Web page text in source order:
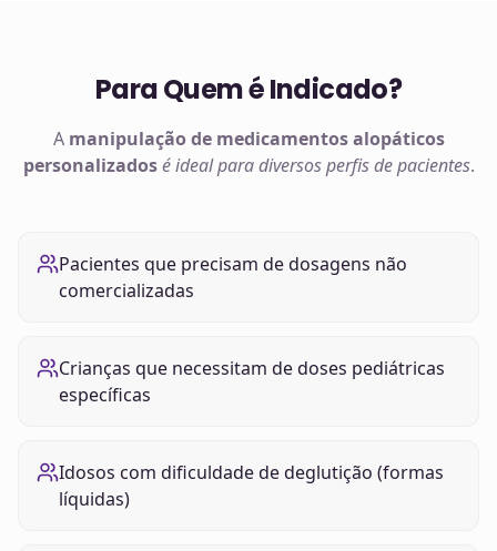
Para Quem é Indicado?
A manipulação de medicamentos alopáticos
personalizados é ideal para diversos perfis de pacientes.
Pacientes que precisam de dosagens não
comercializadas
Crianças que necessitam de doses pediátricas
específicas
Idosos com dificuldade de deglutição (formas
líquidas)